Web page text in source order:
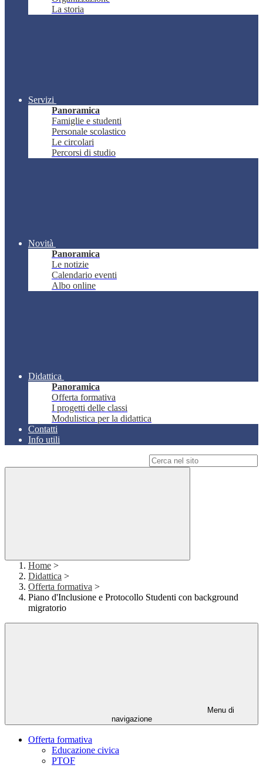
La storia
Servizi
Panoramica
Famiglie e studenti
Personale scolastico
Le circolari
Percorsi di studio
Novità
Panoramica
Le notizie
Calendario eventi
Albo online
Didattica
Panoramica
Offerta formativa
I progetti delle classi
Modulistica per la didattica
Contatti
Info utili
Home >
Didattica >
Offerta formativa >
Piano d'Inclusione e Protocollo Studenti con background
migratorio
Menu di
navigazione
Offerta formativa
Educazione civica
PTOF